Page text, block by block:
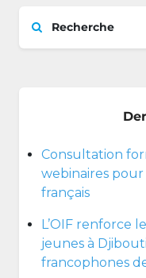
Recherche
Consultation
webinaires
français
L’OIF renforce
jeunes à
francophones